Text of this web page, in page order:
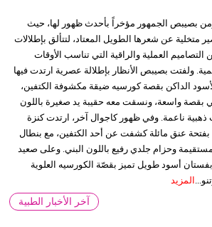
بصيبص الجمهور مؤخراً بأحدث ظهور لها، حيث
متخلية عن شعرها الطويل المعتاد، لتتألق بإطلالات
العملية والراقية التي تناسب الأوقات
ولفتت بصيبص الأنظار بإطلالة عصرية ارتدت فيها
الداكن بقصة كورسيه ضيقة مكشوفة الكتفين،
بقصة واسعة، ونسقت معه حقيبة يد صغيرة باللون
ذهبية ناعمة. وفي ظهور كاجوال آخر، ارتدت كنزة
بفتحة عنق مائلة كشفت عن أحد الكتفين، مع بنطال
وحزام جلدي رفيع باللون البني. وعلى صعيد
بفستان أسود طويل تميز بقصّة الكورسيه العلوية
المزيد
آخر الأخبار الطبية